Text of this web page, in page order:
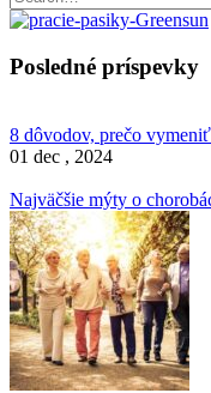
for:
Posledné príspevky
8 dôvodov, prečo
01 dec , 2024
Najväčšie mýty o